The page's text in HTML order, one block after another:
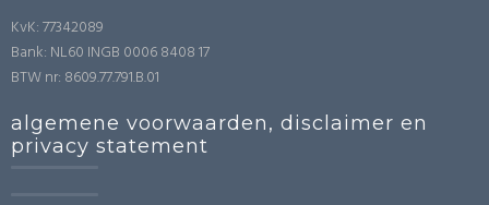
KvK: 77342089
Bank: NL60 INGB 0006 8408 17
BTW nr: 8609.77.791.B.01
algemene voorwaarden, disclaimer en
privacy statement